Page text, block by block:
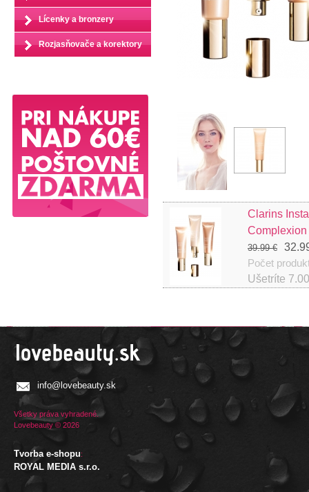
Lícenky a bronzery
Rozjasňovače a korektory
Clarins
39.99 €
Počet
Ušetríte
info@lovebeauty.sk
Všetky práva vyhradené.
Lovebeauty © 2026
Tvorba e-shopu:
ROYAL MEDIA s.r.o.